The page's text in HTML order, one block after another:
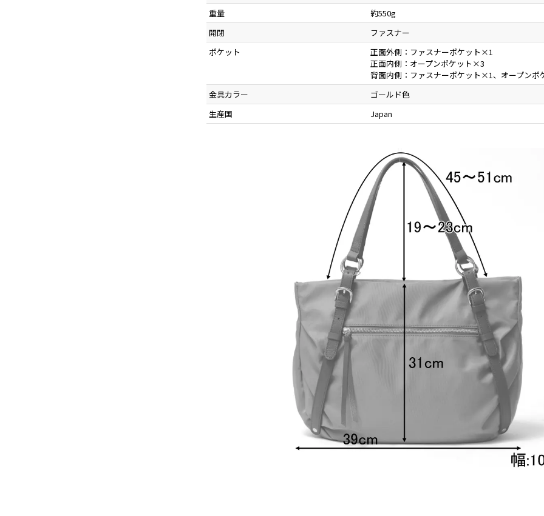
重量
約550g
開閉
ファスナー
ポケット
正面外側：ファスナーポケット×1
正面内側：オープンポケット×3
背面内側：ファスナーポケット×1、オープン
金具カラー
ゴールド色
生産国
Japan